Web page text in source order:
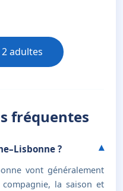
adultes
fréquentes
?
vont généralement
la saison et